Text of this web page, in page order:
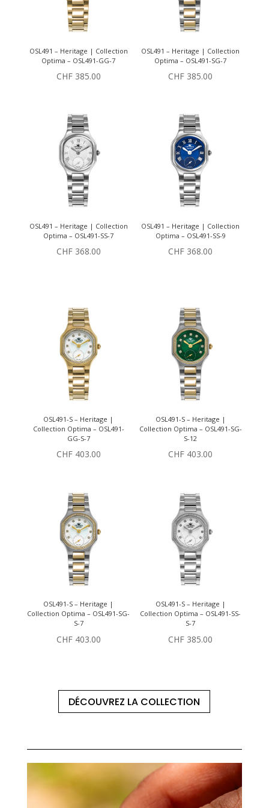
OSL491 – Heritage | Collection
Optima – OSL491-GG-7
CHF385.00
OSL491 – Heritage | Collection
Optima – OSL491-SG-7
CHF 385.00
OSL491 – Heritage | Collection
Optima – OSL491-SS-7
CHF368.00
OSL491 – Heritage | Collection
Optima – OSL491-SS-9
CHF 368.00
OSL491-S – Heritage |
Collection Optima – OSL491-
GG-S-7
CHF403.00
OSL491-S – Heritage |
Collection Optima – OSL491-SG-
S-12
CHF 403.00
OSL491-S – Heritage |
Collection Optima – OSL491-SG-
S-7
CHF403.00
OSL491-S – Heritage |
Collection Optima – OSL491-SS-
S-7
CHF 385.00
DÉCOUVREZ LA COLLECTION